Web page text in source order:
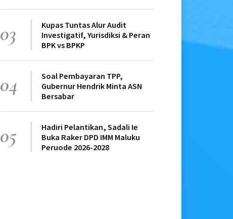
03
Kupas Tuntas Alur Audit
Investigatif, Yurisdiksi & Peran
BPK vs BPKP
04
Soal Pembayaran TPP,
Gubernur Hendrik Minta ASN
Bersabar
05
Hadiri Pelantikan, Sadali Ie
Buka Raker DPD IMM Maluku
Peruode 2026-2028